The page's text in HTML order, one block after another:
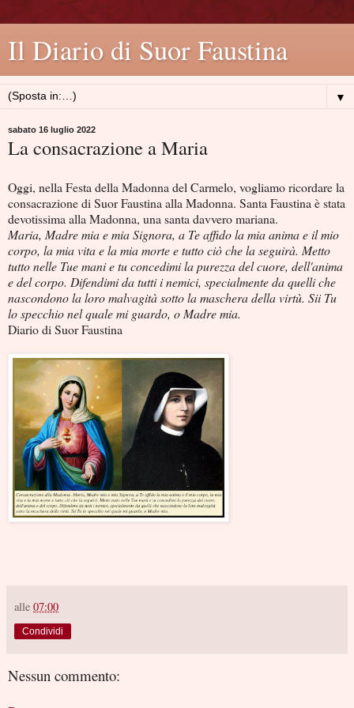
Il Diario di Suor Faustina
▼
sabato 16 luglio 2022
La consacrazione a Maria
Oggi, nella Festa della Madonna del Carmelo, vogliamo ricordare la
consacrazione di Suor Faustina alla Madonna. Santa Faustina è stata
devotissima alla Madonna, una santa davvero mariana.
Maria, Madre mia e mia Signora, a Te affido la mia anima e il mio
corpo, la mia vita e la mia morte e tutto ciò che la seguirà. Metto
tutto nelle Tue mani e tu concedimi la purezza del cuore, dell'anima
e del corpo. Difendimi da tutti i nemici, specialmente da quelli che
nascondono la loro malvagità sotto la maschera della virtù. Sii Tu
lo specchio nel quale mi guardo, o Madre mia.
Diario di Suor Faustina
alle 07:00
Condividi
Nessun commento: